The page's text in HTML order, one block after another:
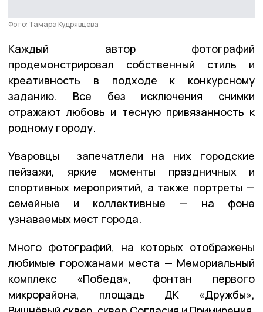
Фото: Тамара Кудрявцева
Каждый автор фотографий
продемонстрировал собственный стиль и
креативность в подходе к конкурсному
заданию. Все без исключения снимки
отражают любовь и тесную привязанность к
родному городу.
Уваровцы запечатлели на них городские
пейзажи, яркие моменты праздничных и
спортивных мероприятий, а также портреты —
семейные и коллективные — на фоне
узнаваемых мест города.
Много фотографий, на которых отображены
любимые горожанами места — Мемориальный
комплекс «Победа», фонтан первого
микрорайона, площадь ДК «Дружбы»,